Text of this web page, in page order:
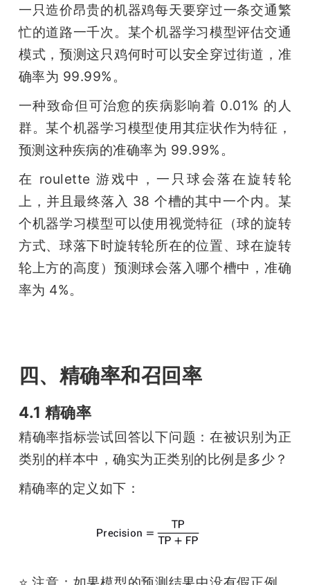
一只造价昂贵的机器鸡每天要穿过一条交通繁
忙的道路一千次。某个机器学习模型评估交通
模式，预测这只鸡何时可以安全穿过街道，准
确率为 99.99%。
一种致命但可治愈的疾病影响着 0.01% 的人
群。某个机器学习模型使用其症状作为特征，
预测这种疾病的准确率为 99.99%。
在 roulette 游戏中，一只球会落在旋转轮
上，并且最终落入 38 个槽的其中一个内。某
个机器学习模型可以使用视觉特征（球的旋转
方式、球落下时旋转轮所在的位置、球在旋转
轮上方的高度）预测球会落入哪个槽中，准确
率为 4%。
四、精确率和召回率
4.1 精确率
精确率指标尝试回答以下问题：在被识别为正
类别的样本中，确实为正类别的比例是多少？
精确率的定义如下：